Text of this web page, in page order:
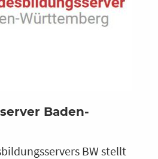
Baden-
BW stellt